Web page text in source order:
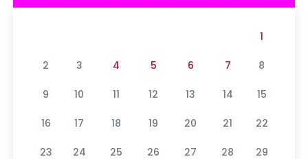
1
2 3 4 5 6 7 8
9 10 11 12 13 14 15
16 17 18 19 20 21 22
23 24 25 26 27 28 29